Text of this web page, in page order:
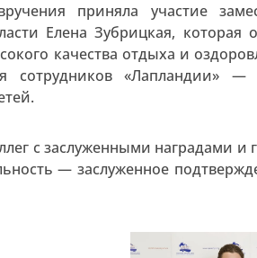
приняла участие
Елена Зубрицкая, которая
качества отдыха и
сотрудников «Лапландии»
с заслуженными наградами
— заслуженное